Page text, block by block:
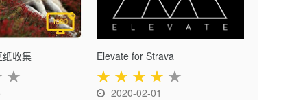
收集
★
Elevate for Strava
★ ★ ★ ★ ★
2020-02-01